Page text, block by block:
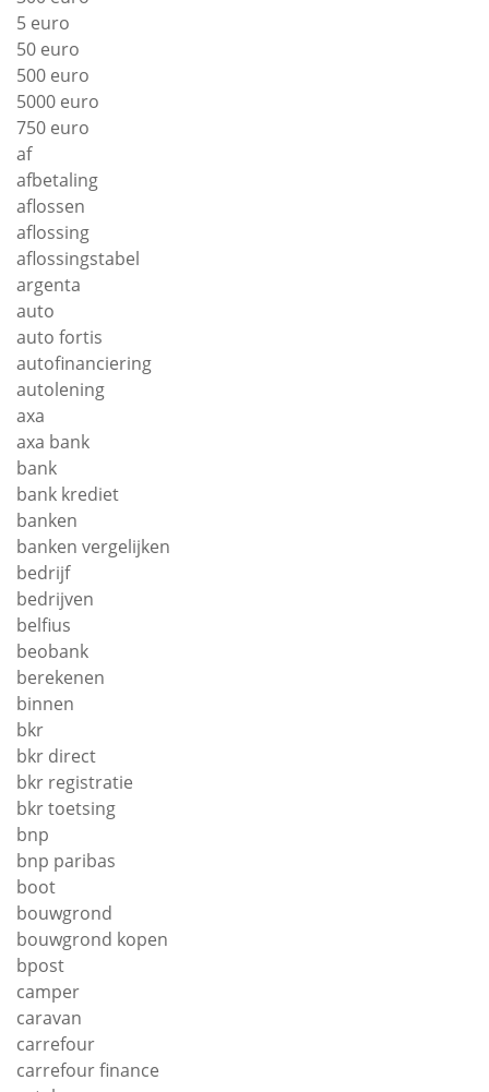
5 euro
50 euro
500 euro
5000 euro
750 euro
af
afbetaling
aflossen
aflossing
aflossingstabel
argenta
auto
auto fortis
autofinanciering
autolening
axa
axa bank
bank
bank krediet
banken
banken vergelijken
bedrijf
bedrijven
belfius
beobank
berekenen
binnen
bkr
bkr direct
bkr registratie
bkr toetsing
bnp
bnp paribas
boot
bouwgrond
bouwgrond kopen
bpost
camper
caravan
carrefour
carrefour finance